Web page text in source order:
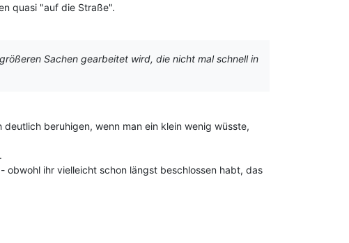
quasi "auf die Straße".
Sachen gearbeitet wird, die nicht mal schnell in
beruhigen, wenn man ein klein wenig wüsste,
obwohl ihr vielleicht schon längst beschlossen habt, das